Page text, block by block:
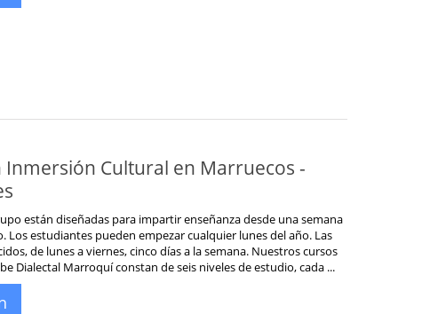
Inmersión Cultural en Marruecos -
están diseñadas para impartir enseñanza desde una semana
Los estudiantes pueden empezar cualquier lunes del año. Las
de lunes a viernes, cinco días a la semana. Nuestros cursos
Dialectal Marroquí constan de seis niveles de estudio, cada ...